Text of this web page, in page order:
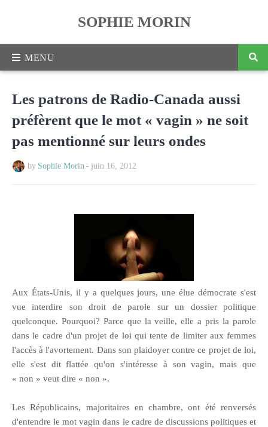
SOPHIE MORIN
Les patrons de Radio-Canada aussi
préfèrent que le mot « vagin » ne soit
pas mentionné sur leurs ondes
by Sophie Morin - juin 16, 2012
Aux États-Unis, il y a quelques jours, une élue démocrate s'est
vue interdire son droit de parole sur un dossier politique
quelconque. Pourquoi? Parce que la veille, elle a pris la parole
dans le cadre d'un projet de loi qui tente de limiter aux femmes
l'accès à l'avortement. Dans son plaidoyer contre ce projet de loi,
elle s'est dit flattée qu'on s'intéresse à son vagin, mais que
« non » veut dire « non ».
Les Républicains, majoritaires en chambre, ont été renversés
d'entendre le mot vagin dans le cadre de discussions politiques et